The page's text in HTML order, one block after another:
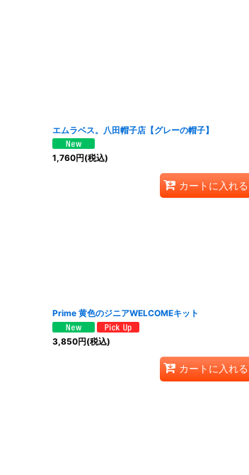
エムラベス。八田帽子店【グレーの帽子】
1,760円(税込)
カートに入れる
Prime 黄色のジニアWELCOMEキット
3,850円(税込)
カートに入れる